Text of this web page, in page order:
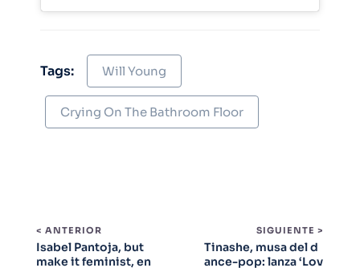
Tags: Will Young
Crying On The Bathroom Floor
< ANTERIOR
Isabel Pantoja, but
make it feminist, en
SIGUIENTE >
Tinashe, musa del d
ance-pop: lanza ‘Lov